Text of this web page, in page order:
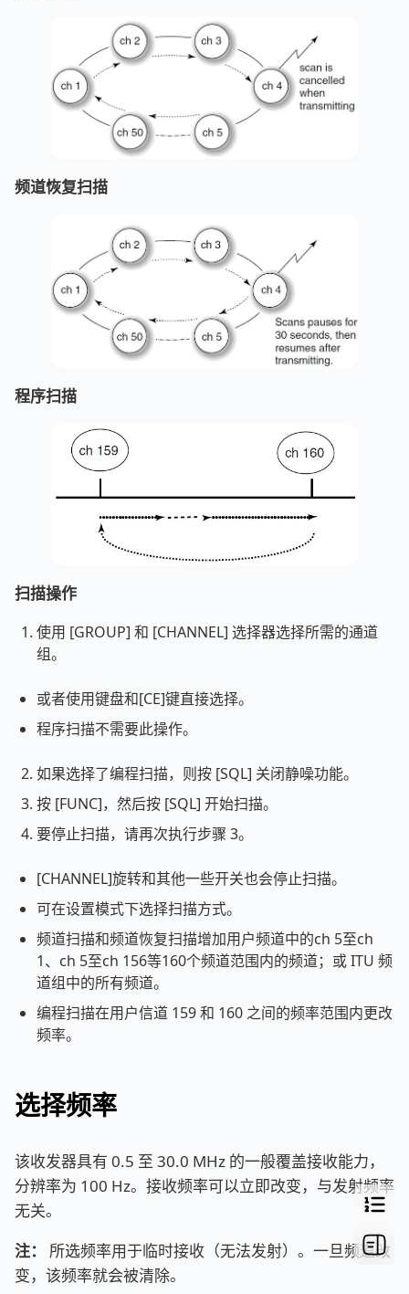
频道恢复扫描
程序扫描
扫描操作
使用 [GROUP] 和 [CHANNEL] 选择器选择所需的通道
组。
或者使用键盘和[CE]键直接选择。
程序扫描不需要此操作。
如果选择了编程扫描，则按 [SQL] 关闭静噪功能。
按 [FUNC]，然后按 [SQL] 开始扫描。
要停止扫描，请再次执行步骤 3。
[CHANNEL]旋转和其他一些开关也会停止扫描。
可在设置模式下选择扫描方式。
频道扫描和频道恢复扫描增加用户频道中的ch 5至ch
1、ch 5至ch 156等160个频道范围内的频道；或 ITU 频
道组中的所有频道。
编程扫描在用户信道 159 和 160 之间的频率范围内更改
频率。
选择频率
该收发器具有 0.5 至 30.0 MHz 的一般覆盖接收能力，
分辨率为 100 Hz。接收频率可以立即改变，与发射频率
无关。
注：
所选频率用于临时接收（无法发射）。一旦频道改
变，该频率就会被清除。